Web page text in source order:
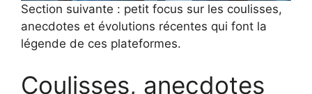
Section suivante : petit focus sur les coulisses,
anecdotes et évolutions récentes qui font la
légende de ces plateformes.
Coulisses, anecdotes